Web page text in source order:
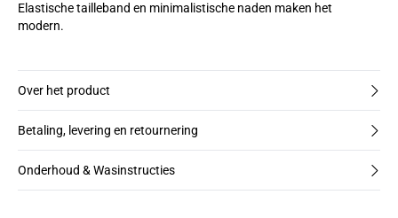
Elastische tailleband en minimalistische naden maken het
modern.
Over het product
Betaling, levering en retournering
Onderhoud & Wasinstructies